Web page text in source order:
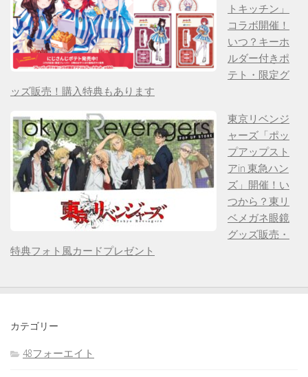
トキッチン」
コラボ開催！
いつ？キーホ
ルダー付きポ
テト・限定グ
ッズ販売！購入特典もあります
東京リベンジ
ャーズ「ポッ
プアップスト
アin 東急ハン
ズ」開催！い
つから？東リ
ベメガネ眼鏡
グッズ販売・
特典フォト風カードプレゼント
カテゴリー
48フォーエイト